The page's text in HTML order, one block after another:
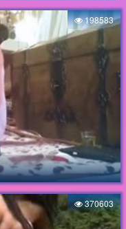
198583
370603